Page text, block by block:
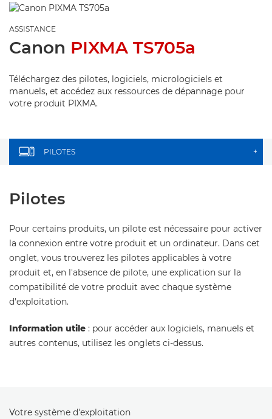
ASSISTANCE
Canon PIXMA TS705a
Téléchargez des pilotes, logiciels, micrologiciels et
manuels, et accédez aux ressources de dépannage pour
votre produit PIXMA.
PILOTES +
Pilotes
Pour certains produits, un pilote est nécessaire pour activer
la connexion entre votre produit et un ordinateur. Dans cet
onglet, vous trouverez les pilotes applicables à votre
produit et, en l'absence de pilote, une explication sur la
compatibilité de votre produit avec chaque système
d'exploitation.
Information utile : pour accéder aux logiciels, manuels et
autres contenus, utilisez les onglets ci-dessus.
Votre système d'exploitation